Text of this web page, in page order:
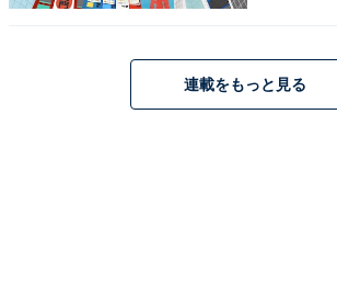
連載をもっと見る